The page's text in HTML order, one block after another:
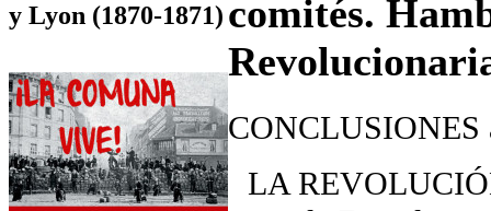
y Lyon (1870-1871) comités.
CONCLUSIONES
LA